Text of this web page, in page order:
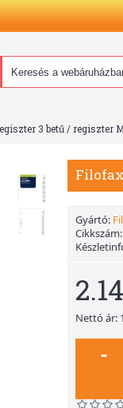
3 betű / regiszter
Gyártó:
Cikkszám:
Nettó ár:
-